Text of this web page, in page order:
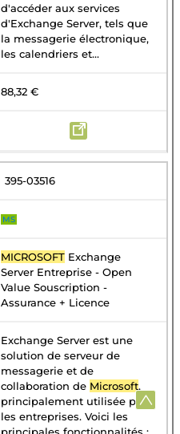
d'accéder aux services
d'Exchange Server, tels que
la messagerie électronique,
les calendriers et...
88,32 €
395-03516
MS
MICROSOFT Exchange
Server Entreprise - Open
Value Souscription -
Assurance + Licence
Exchange Server est une
solution de serveur de
messagerie et de
collaboration de Microsoft,
principalement utilisée par
les entreprises. Voici les